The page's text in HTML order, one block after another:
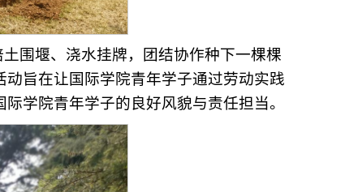
围堰、浇水挂牌，团结协作种下一棵棵
旨在让国际学院青年学子通过劳动实践
学院青年学子的良好风貌与责任担当。